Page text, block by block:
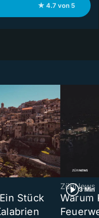
★ 4.7 von 5
Stück
3 Min
ZüriNews
Warum